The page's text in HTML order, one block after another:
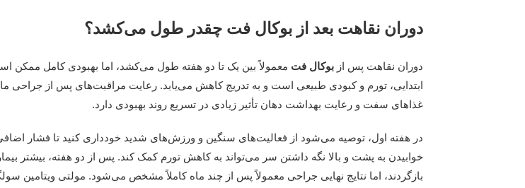
دوران نقاهت بعد از بوکال فت چقدر طول می‌کشد؟
دوران نقاهت پس ازبوکال فت معمولاً بین یک تا دو هفته طول می‌کشد، اما بهبودی کامل ممکن
ابتدایی، تورم و کبودی طبیعی است و به تدریج کاهش می‌یابد. رعایت مراقبت‌های پس از جراحی
غذاهای سفت و رعایت بهداشت دهان تأثیر زیادی در تسریع روند بهبودی دارد.
در هفته اول، توصیه می‌شود از فعالیت‌های سنگین و ورزش‌های شدید خودداری کنید تا فشار
خوابیدن به پشت و بالا نگه داشتن سر می‌تواند به کاهش تورم کمک کند. پس از دو هفته، بیشتر
بازگردند، اما نتایج نهایی جراحی معمولاً پس از چند ماه کاملاً مشخص می‌شود. مولتی ویتامین